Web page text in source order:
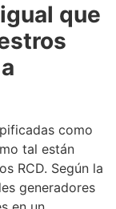
que
como
tal están
RCD. Según la
generadores